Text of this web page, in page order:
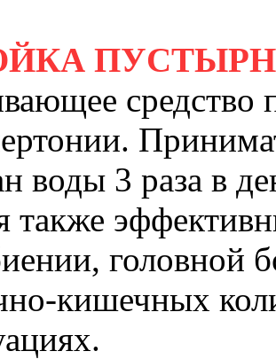
средство
воды 3 раза в
также
головной
кишечных